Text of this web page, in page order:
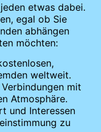
etwas dabei.
egal ob Sie
abhängen
möchten:
weltweit.
mit
Atmosphäre.
und Interessen
zu